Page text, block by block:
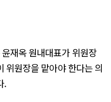
재옥 원내대표가 위원장
위원장을 맡아야 한다는 의
.